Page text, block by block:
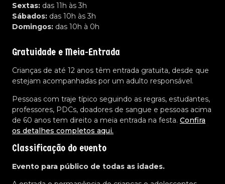
Sextas: das 11h às 3h
Sábados: das 10h às 3h
Domingos: das 10h à 0h
Gratuidade e Meia-Entrada
Crianças de até 12 anos têm entrada gratuita, desde que
estejam acompanhadas por um adulto responsável.
Pessoas com traje típico seguindo as regras, estudantes,
professores, PDCs, doadores de sangue e pessoas acima
de 60 anos tem direito a meia entrada na festa. Confira
os detalhes completos aqui.
Classificação do evento
Evento para público de todas as idades.